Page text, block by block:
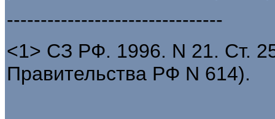
--------------------------------
<1> СЗ РФ. 1996. N 21. Ст.
Правительства РФ N 614).